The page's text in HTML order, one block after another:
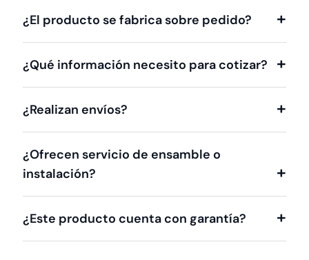
¿El producto se fabrica sobre pedido?
¿Qué información necesito para cotizar?
¿Realizan envíos?
¿Ofrecen servicio de ensamble o
instalación?
¿Este producto cuenta con garantía?